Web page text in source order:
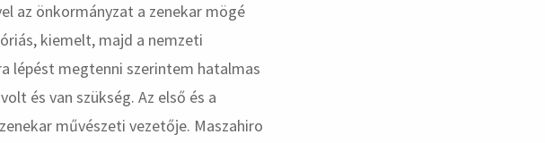
az önkormányzat a zenekar mögé
kiemelt, majd a nemzeti
lépést megtenni szerintem hatalmas
és van szükség. Az első és a
művészeti vezetője. Maszahiro